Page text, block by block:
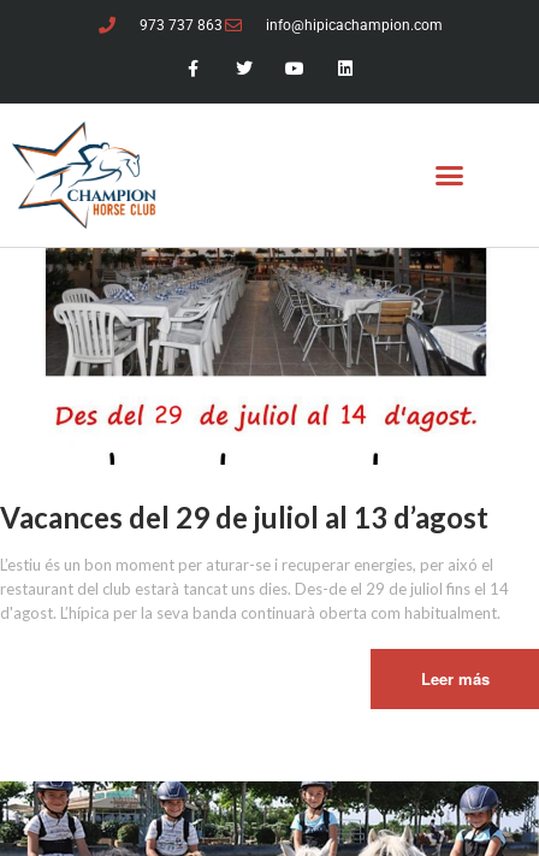
973 737 863 info@hipicachampion.com
Vacances del 29 de juliol al 13 d’agost
L’estiu és un bon moment per aturar-se i recuperar energies, per aixó el
restaurant del club estarà tancat uns dies. Des-de el 29 de juliol fins el 14
d'agost. L’hípica per la seva banda continuarà oberta com habitualment.
Leer más